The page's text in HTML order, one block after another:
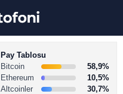
Pay Tablosu
Bitcoin
58,9%
Ethereum
10,5%
Altcoinler
30,7%